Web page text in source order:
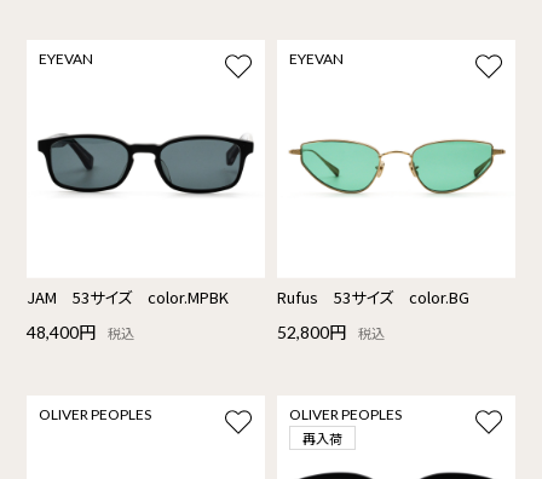
EYEVAN
JAM 53サイズ color.MPBK
48,400円 税込
EYEVAN
Rufus 53サイズ color.BG
52,800円 税込
OLIVER PEOPLES OLIVER PEOPLES
再入荷